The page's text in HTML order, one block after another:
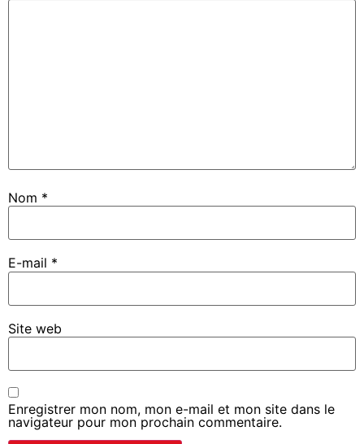
Nom *
E-mail *
Site web
Enregistrer mon nom, mon e-mail et mon site dans le
navigateur pour mon prochain commentaire.